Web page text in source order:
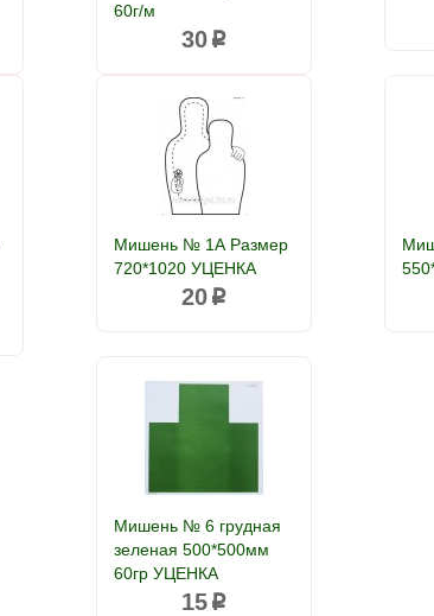
60г/м
30p
Мишень № 1А Размер
720*1020 УЦЕНКА
20p
Мишень № 6 грудная
зеленая 500*500мм
60гр УЦЕНКА
15 p